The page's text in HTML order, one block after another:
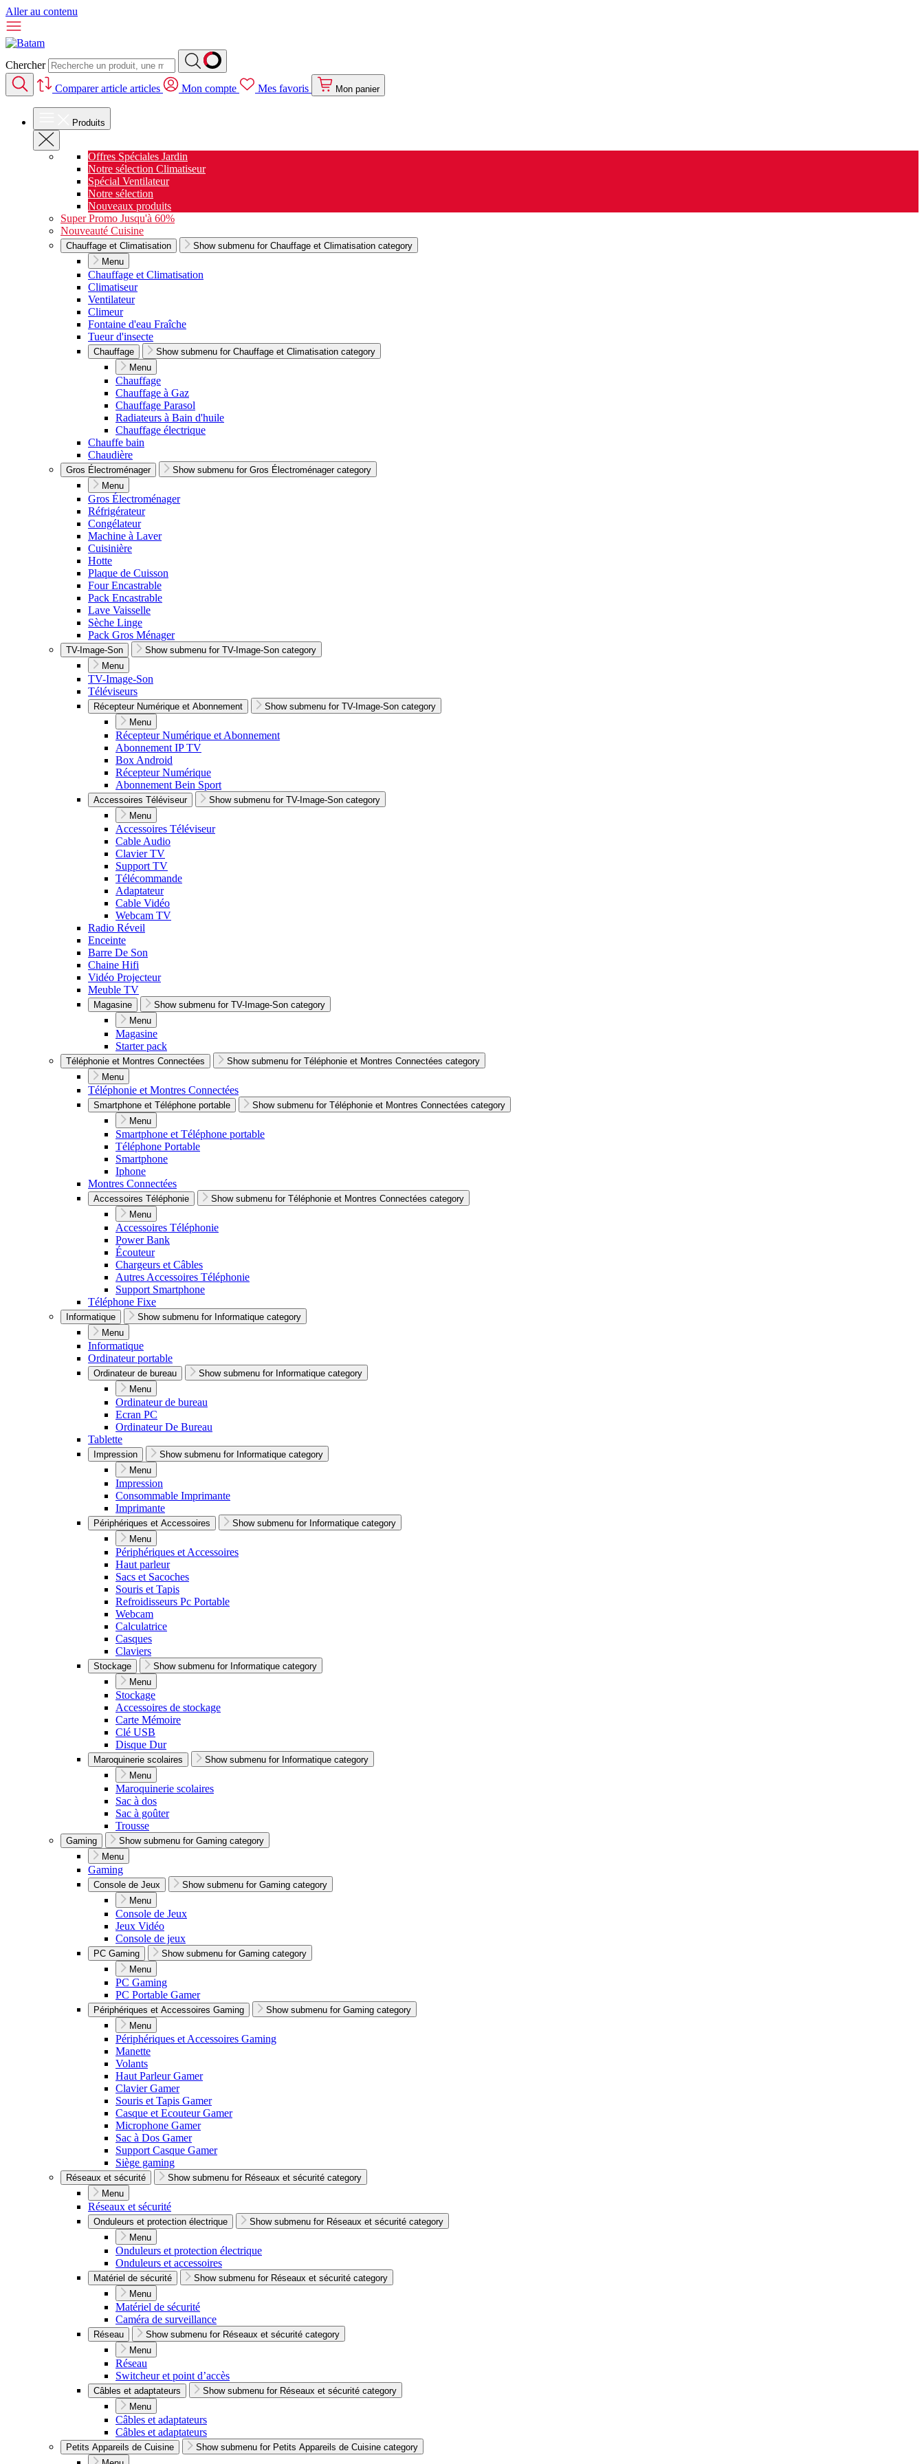
Aller au contenu
Chercher
Comparerarticle articles Mon compte Mes favoris Mon panier
Produits
Offres Spéciales Jardin
Notre sélection Climatiseur
Spécial Ventilateur
Notre sélection
Nouveaux produits
Super Promo Jusqu'à 60%
Nouveauté Cuisine
Chauffage et Climatisation
Show submenu for Chauffage et Climatisation category
Menu
Chauffage et Climatisation
Climatiseur
Ventilateur
Climeur
Fontaine d'eau Fraîche
Tueur d'insecte
Chauffage
Show submenu for Chauffage et Climatisation category
Menu
Chauffage
Chauffage à Gaz
Chauffage Parasol
Radiateurs à Bain d'huile
Chauffage électrique
Chauffe bain
Chaudière
Gros Électroménager
Show submenu for Gros Électroménager category
Menu
Gros Électroménager
Réfrigérateur
Congélateur
Machine à Laver
Cuisinière
Hotte
Plaque de Cuisson
Four Encastrable
Pack Encastrable
Lave Vaisselle
Sèche Linge
Pack Gros Ménager
TV-Image-Son
Show submenu for TV-Image-Son category
Menu
TV-Image-Son
Téléviseurs
Récepteur Numérique et Abonnement
Show submenu for TV-Image-Son category
Menu
Récepteur Numérique et Abonnement
Abonnement IP TV
Box Android
Récepteur Numérique
Abonnement Bein Sport
Accessoires Téléviseur
Show submenu for TV-Image-Son category
Menu
Accessoires Téléviseur
Cable Audio
Clavier TV
Support TV
Télécommande
Adaptateur
Cable Vidéo
Webcam TV
Radio Réveil
Enceinte
Barre De Son
Chaine Hifi
Vidéo Projecteur
Meuble TV
Magasine
Show submenu for TV-Image-Son category
Menu
Magasine
Starter pack
Téléphonie et Montres Connectées
Show submenu for Téléphonie et Montres Connectées category
Menu
Téléphonie et Montres Connectées
Smartphone et Téléphone portable
Show submenu for Téléphonie et Montres Connectées category
Menu
Smartphone et Téléphone portable
Téléphone Portable
Smartphone
Iphone
Montres Connectées
Accessoires Téléphonie
Show submenu for Téléphonie et Montres Connectées category
Menu
Accessoires Téléphonie
Power Bank
Écouteur
Chargeurs et Câbles
Autres Accessoires Téléphonie
Support Smartphone
Téléphone Fixe
Informatique
Show submenu for Informatique category
Menu
Informatique
Ordinateur portable
Ordinateur de bureau
Show submenu for Informatique category
Menu
Ordinateur de bureau
Ecran PC
Ordinateur De Bureau
Tablette
Impression
Show submenu for Informatique category
Menu
Impression
Consommable Imprimante
Imprimante
Périphériques et Accessoires
Show submenu for Informatique category
Menu
Périphériques et Accessoires
Haut parleur
Sacs et Sacoches
Souris et Tapis
Refroidisseurs Pc Portable
Webcam
Calculatrice
Casques
Claviers
Stockage
Show submenu for Informatique category
Menu
Stockage
Accessoires de stockage
Carte Mémoire
Clé USB
Disque Dur
Maroquinerie scolaires
Show submenu for Informatique category
Menu
Maroquinerie scolaires
Sac à dos
Sac à goûter
Trousse
Gaming
Show submenu for Gaming category
Menu
Gaming
Console de Jeux
Show submenu for Gaming category
Menu
Console de Jeux
Jeux Vidéo
Console de jeux
PC Gaming
Show submenu for Gaming category
Menu
PC Gaming
PC Portable Gamer
Périphériques et Accessoires Gaming
Show submenu for Gaming category
Menu
Périphériques et Accessoires Gaming
Manette
Volants
Haut Parleur Gamer
Clavier Gamer
Souris et Tapis Gamer
Casque et Ecouteur Gamer
Microphone Gamer
Sac à Dos Gamer
Support Casque Gamer
Siège gaming
Réseaux et sécurité
Show submenu for Réseaux et sécurité category
Menu
Réseaux et sécurité
Onduleurs et protection électrique
Show submenu for Réseaux et sécurité category
Menu
Onduleurs et protection électrique
Onduleurs et accessoires
Matériel de sécurité
Show submenu for Réseaux et sécurité category
Menu
Matériel de sécurité
Caméra de surveillance
Réseau
Show submenu for Réseaux et sécurité category
Menu
Réseau
Switcheur et point d’accès
Câbles et adaptateurs
Show submenu for Réseaux et sécurité category
Menu
Câbles et adaptateurs
Câbles et adaptateurs
Petits Appareils de Cuisine
Show submenu for Petits Appareils de Cuisine category